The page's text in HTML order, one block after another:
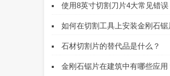
使用8英寸切割刀片4大常见错误
如何在切割工具上安装金刚石锯
石材切割片的替代品是什么？
金刚石锯片在建筑中有哪些应用